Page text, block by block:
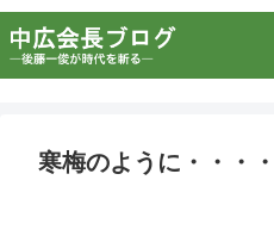
寒梅のように・・・・